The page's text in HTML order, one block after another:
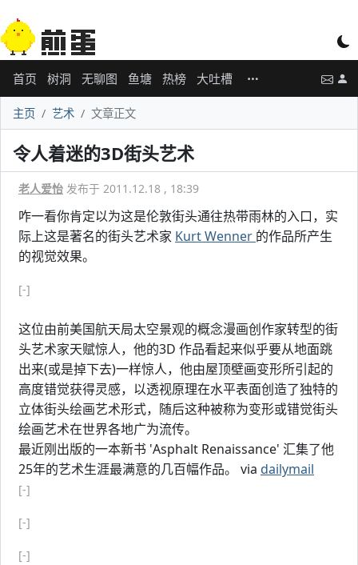
首页 树洞 无聊图 鱼塘 热榜 大吐槽
主页 艺术 文章正文
令人着迷的3D街头艺术
老人爱怡 发布于 2011.12.18 , 18:39
咋一看你肯定以为这是伦敦街头通往热带雨林的入口，实
际上这是著名的街头艺术家 Kurt Wenner 的作品所产生
的视觉效果。
[-]
这位由前美国航天局太空景观的概念漫画创作家转型的街
头艺术家天赋惊人，他的3D 作品看起来似乎要从地面跳
出来(或是掉下去)一样惊人，他由屋顶壁画变形所引起的
高度错觉获得灵感，以透视原理在水平表面创造了独特的
立体街头绘画艺术形式，随后这种被称为变形或错觉街头
绘画艺术在世界各地广为流传。
最近刚出版的一本新书 'Asphalt Renaissance' 汇集了他
25年的艺术生涯最满意的几百幅作品。 via dailymail
[-]
[-]
[-]